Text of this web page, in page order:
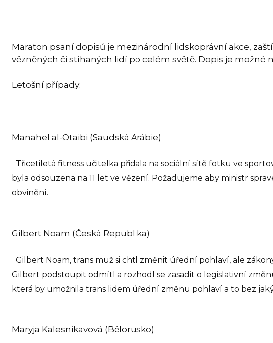
Maraton psaní dopisů je mezinárodní lidskoprávní akce,
vězněných či stíhaných lidí po celém světě. Dopis je možné
Letošní případy:
Manahel al-Otaibi (Saudská Arábie)
Třicetiletá fitness učitelka přidala na sociální sítě fotku ve
byla odsouzena na 11 let ve vězení. Požadujeme aby ministr
obvinění.
Gilbert Noam (Česká Republika)
Gilbert Noam, trans muž si chtl změnit úřední pohlaví, ale
Gilbert podstoupit odmítl a rozhodl se zasadit o legislativní
která by umožnila trans lidem úřední změnu pohlaví a to bez
Maryja Kalesnikavová (Bělorusko)